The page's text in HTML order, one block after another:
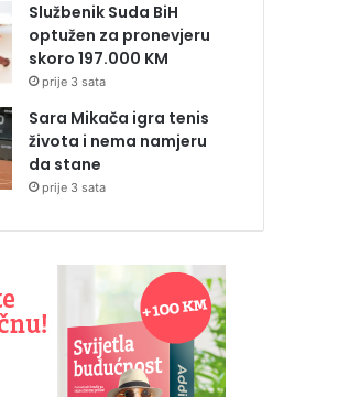
Službenik Suda BiH
optužen za pronevjeru
skoro 197.000 KM
prije 3 sata
Sara Mikača igra tenis
života i nema namjeru
da stane
prije 3 sata